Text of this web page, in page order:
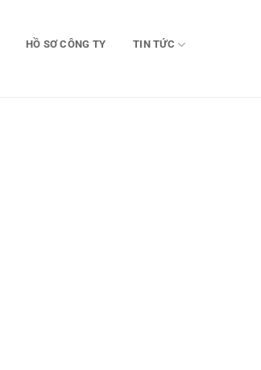
HỒ SƠ CÔNG TY TIN TỨC